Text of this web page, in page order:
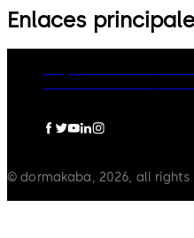
Enlaces
© dormakaba, 2026, all rights